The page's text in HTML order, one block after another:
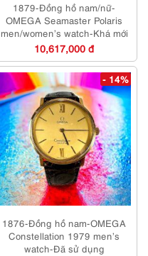
1879-Đồng hồ nam/nữ-
OMEGA Seamaster Polaris
men/women’s watch-Khá mới
10,617,000 đ
- 14%
1876-Đồng hồ nam-OMEGA
Constellation 1979 men’s
watch-Đã sử dụng